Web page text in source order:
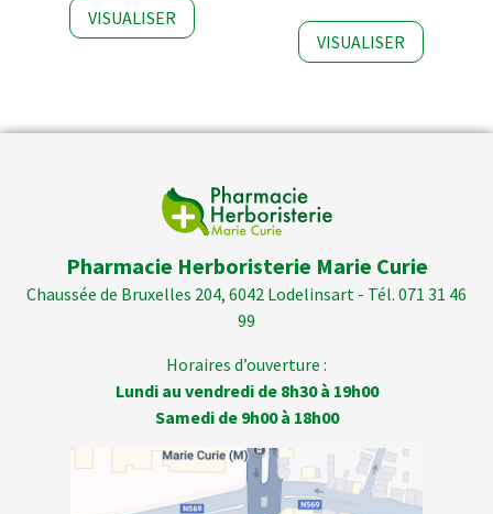
VISUALISER
VISUALISER
Pharmacie Herboristerie Marie Curie
Chaussée de Bruxelles 204, 6042 Lodelinsart - Tél. 071 31 46
99
Horaires d’ouverture :
Lundi au vendredi de 8h30 à 19h00
Samedi de 9h00 à 18h00